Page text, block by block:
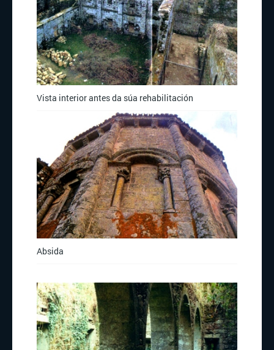
Vista interior antes da súa rehabilitación
Absida